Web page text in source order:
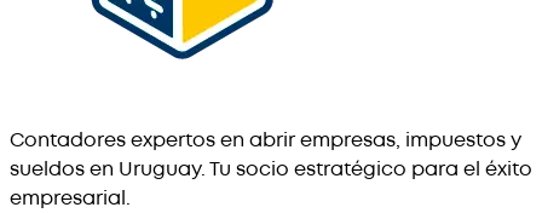
Contadores expertos en abrir empresas, impuestos y
sueldos en Uruguay. Tu socio estratégico para el éxito
empresarial.